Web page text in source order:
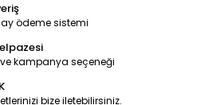
ödeme sistemi
kampanya seçeneği
bize iletebilirsiniz.